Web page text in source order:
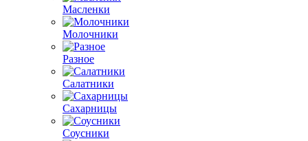
Масленки
Молочники
Разное
Салатники
Сахарницы
Соусники